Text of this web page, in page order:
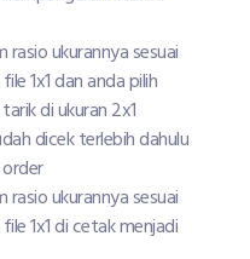
ukurannya sesuai
1x1 dan anda pilih
di ukuran 2x1
dicek terlebih dahulu
ukurannya sesuai
1x1 di cetak menjadi